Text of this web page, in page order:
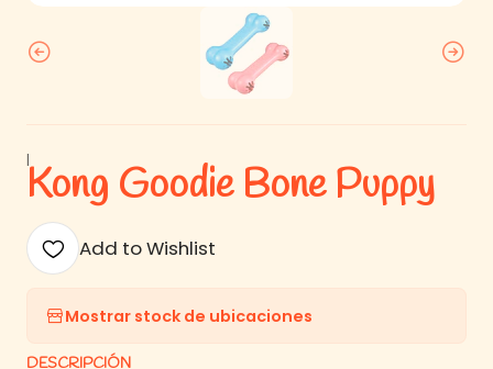
|
Kong Goodie Bone Puppy
Add to Wishlist
Mostrar stock de ubicaciones
DESCRIPCIÓN